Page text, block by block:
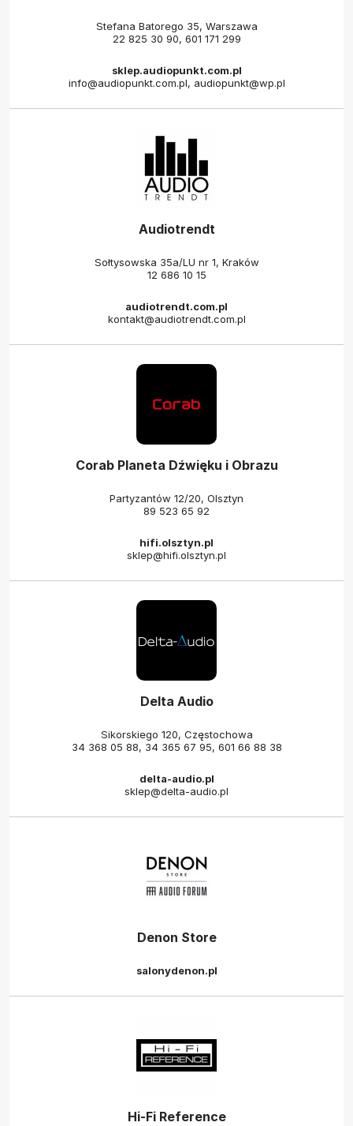
Stefana Batorego 35, Warszawa
22 825 30 90, 601 171 299
sklep.audiopunkt.com.pl
info@audiopunkt.com.pl, audiopunkt@wp.pl
Audiotrendt
Sołtysowska 35a/LU nr 1, Kraków
12 686 10 15
audiotrendt.com.pl
kontakt@audiotrendt.com.pl
Corab Planeta Dźwięku i Obrazu
Partyzantów 12/20, Olsztyn
89 523 65 92
hifi.olsztyn.pl
sklep@hifi.olsztyn.pl
Delta Audio
Sikorskiego 120, Częstochowa
34 368 05 88, 34 365 67 95, 601 66 88 38
delta-audio.pl
sklep@delta-audio.pl
Denon Store
salonydenon.pl
Hi-Fi Reference